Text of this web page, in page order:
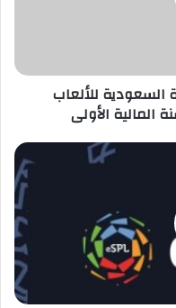
السعودية للألعاب
المالية الأولى